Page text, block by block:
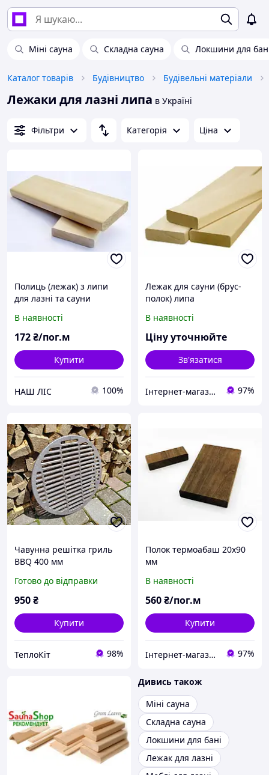
Міні сауна Складна сауна Локшини для
Каталог товарів Будівництво Будівельні матеріали
Лежаки для лазні липа в Україні
Фільтри Категорія Ціна
Полиць (лежак) з липи
для лазні та сауни
В наявності
172₴/пог.м
Купити
НАШ ЛІС 100%
Лежак для сауни (брус-
полок) липа
В наявності
Ціну уточнюйте
Зв'язатися
Інтернет-магазин "Ochag" 97%
Чавунна решітка гриль
BBQ 400 мм
Готово до відправки
950₴
Купити
ТеплоКіт 98%
Полок термоабаш 20х90
мм
В наявності
560₴/пог.м
Купити
Інтернет-магазин "Ochag" 97%
Дивись також
Міні сауна
Складна сауна
Локшини для бані
Лежак для лазні